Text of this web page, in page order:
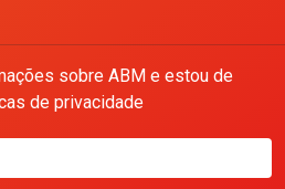
sobre ABM e estou de
de privacidade